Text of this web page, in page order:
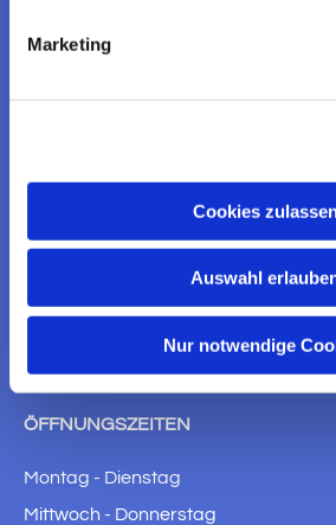
Marketing
Cookies
Auswahl
Nur notwendige
EV. KIRCHENGEMEINDE
37213 Witzenhausen
+49 5542 910651

Kontaktformular
ÖFFNUNGSZEITEN
Montag - Dienstag
Mittwoch - Donnerstag